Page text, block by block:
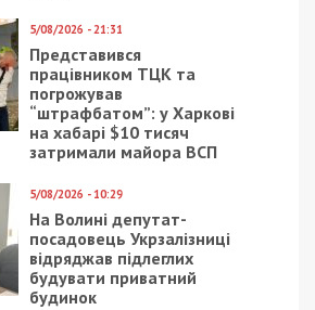
5/08/2026 - 21:31
Представився
працівником ТЦК та
погрожував
“штрафбатом”: у Харкові
на хабарі $10 тисяч
затримали майора ВСП
5/08/2026 - 10:29
На Волині депутат-
посадовець Укрзалізниці
відряджав підлеглих
будувати приватний
будинок